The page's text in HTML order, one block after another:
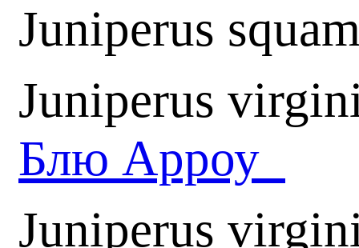
Juniperus
Juniperus
Блю Арроу
Juniperus